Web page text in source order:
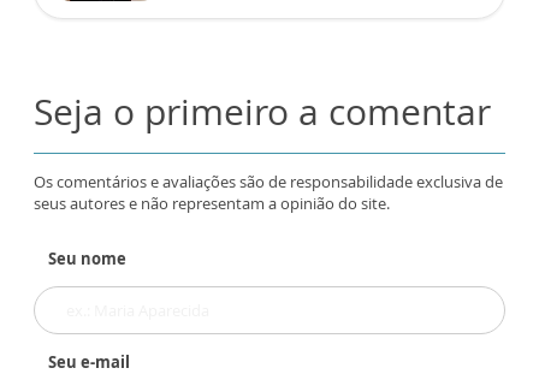
Seja o primeiro a comentar
Os comentários e avaliações são de responsabilidade exclusiva de
seus autores e não representam a opinião do site.
Seu nome
Seu e-mail